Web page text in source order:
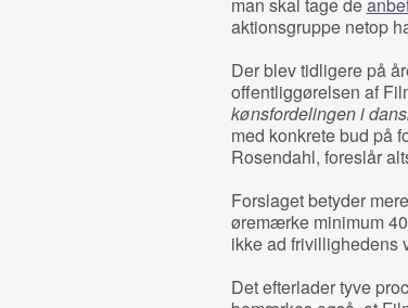
aktionsgruppe netop
Der blev tidligere på
offentliggørelsen af
kønsfordelingen i
med konkrete bud på
Rosendahl, foreslår
Forslaget betyder
øremærke minimum
ikke ad frivillighedens
Det efterlader tyve